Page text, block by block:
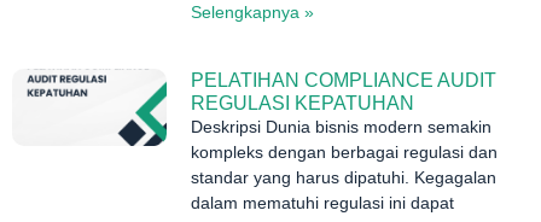
Selengkapnya »
PELATIHAN COMPLIANCE AUDIT
REGULASI KEPATUHAN
Deskripsi Dunia bisnis modern semakin
kompleks dengan berbagai regulasi dan
standar yang harus dipatuhi. Kegagalan
dalam mematuhi regulasi ini dapat